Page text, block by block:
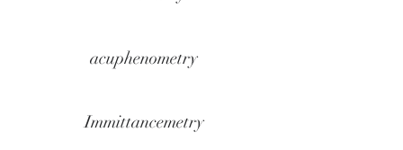
acuphenometry
Immittancemetry